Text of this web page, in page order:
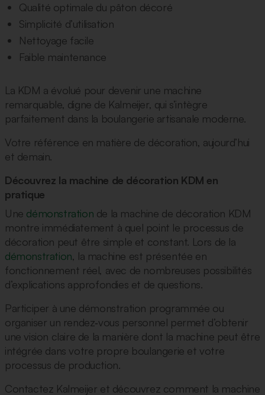
Qualité optimale du pâton décoré
Simplicité d’utilisation
Nettoyage facile
Faible maintenance
La KDM a évolué pour devenir une machine
remarquable, digne de Kalmeijer, qui s’intègre
parfaitement dans la boulangerie artisanale moderne.
Votre référence en matière de décoration, aujourd’hui
et demain.
Découvrez la machine de décoration KDM en
pratique
Une démonstration de la machine de décoration KDM
montre immédiatement à quel point le processus de
décoration peut être simple et constant. Lors de la
démonstration, la machine est présentée en
fonctionnement réel, avec de nombreuses possibilités
d’explications approfondies et de questions.
Participer à une démonstration programmée ou
organiser un rendez‑vous personnel permet d’obtenir
une vision claire de la manière dont la machine peut être
intégrée dans votre propre boulangerie et votre
processus de production.
Contactez Kalmeijer et découvrez comment la machine